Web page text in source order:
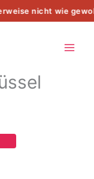
nicht wie